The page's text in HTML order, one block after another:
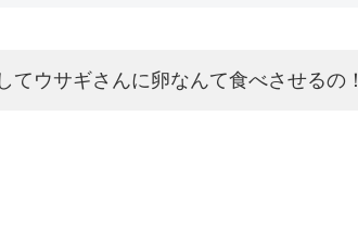
てウサギさんに卵なんて食べさせるの！